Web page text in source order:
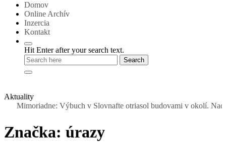
Domov
Online Archív
Inzercia
Kontakt
Hit Enter after your search text.
Aktuality
Výbuch v Slovnafte otriasol budovami v okolí. Nad
Značka: úrazy